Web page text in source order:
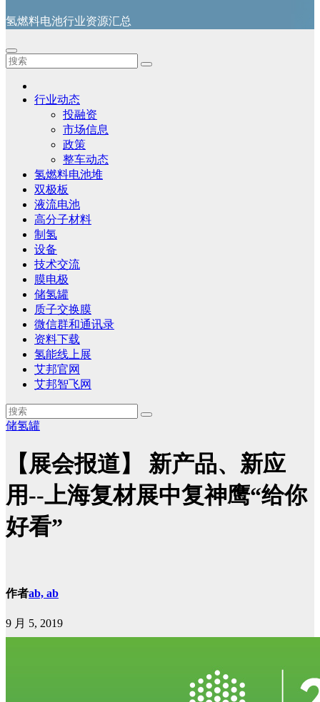
氢燃料电池行业资源汇总
行业动态
投融资
市场信息
政策
整车动态
氢燃料电池堆
双极板
液流电池
高分子材料
制氢
设备
技术交流
膜电极
储氢罐
质子交换膜
微信群和通讯录
资料下载
氢能线上展
艾邦官网
艾邦智飞网
储氢罐
【展会报道】 新产品、新应
用--上海复材展中复神鹰“给你
好看”
作者ab, ab
9 月 5, 2019